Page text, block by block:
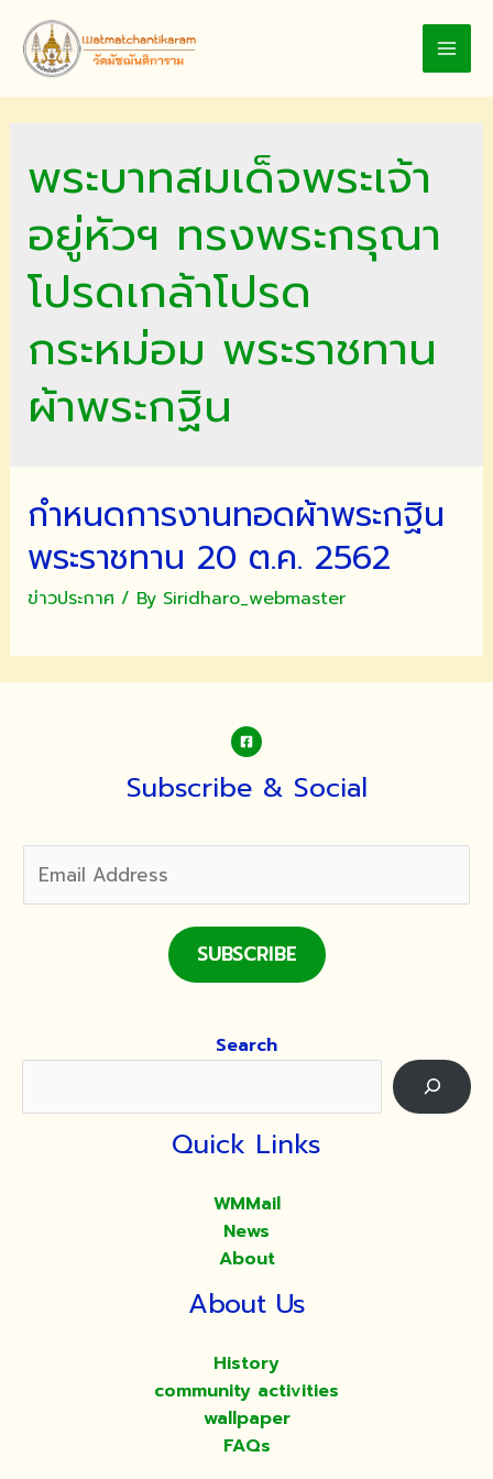
content
พระบาทสมเด็จพระเจ้า
อยู่หัวฯ ทรงพระกรุณา
โปรดเกล้าโปรด
กระหม่อม พระราชทาน
ผ้าพระกฐิน
กำหนดการงานทอดผ้าพระกฐิน
พระราชทาน 20 ต.ค. 2562
ข่าวประกาศ/ By Siridharo_webmaster
Subscribe & Social
SUBSCRIBE
Search
Quick Links
WMMail
News
About
About Us
History
community activities
wallpaper
FAQs